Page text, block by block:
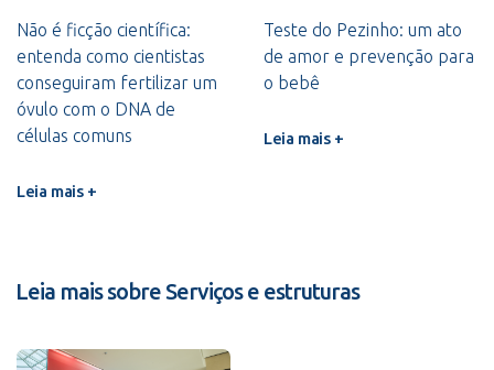
Não é ficção científica:
entenda como cientistas
conseguiram fertilizar um
óvulo com o DNA de
células comuns
Leia mais +
Teste do Pezinho: um ato
de amor e prevenção para
o bebê
Leia mais +
Leia mais sobre Serviços e estruturas